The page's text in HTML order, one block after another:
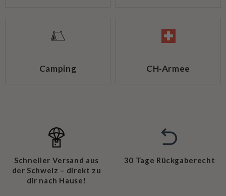
Camping CH-Armee
Schneller Versand aus
der Schweiz – direkt zu
dir nach Hause!
30 Tage Rückgaberecht